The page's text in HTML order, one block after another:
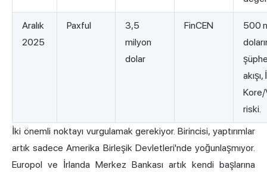
Aralık
2025
Paxful
3,5
milyon
dolar
FinCEN
500
Kore/
riski.
İki önemli noktayı vurgulamak gerekiyor. Birincisi, yaptırımlar
artık sadece Amerika Birleşik Devletleri'nde yoğunlaşmıyor.
Europol ve İrlanda Merkez Bankası artık kendi başlarına